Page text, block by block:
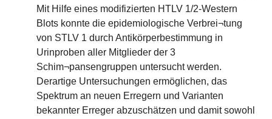
Mit Hilfe eines modifizierten HTLV 1/2-Western
Blots konnte die epidemiologische Verbrei¬tung
von STLV 1 durch Antikörperbestimmung in
Urinproben aller Mitglieder der 3
Schim¬pansengruppen untersucht werden.
Derartige Untersuchungen ermöglichen, das
Spektrum an neuen Erregern und Varianten
bekannter Erreger abzuschätzen und damit sowohl